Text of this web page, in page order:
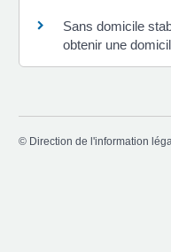
Sans domicile
obtenir une
© Direction de l'information